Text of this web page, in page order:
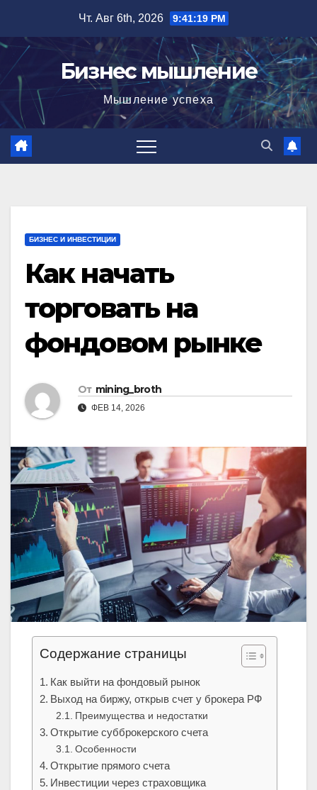
содержимому
Чт. Авг 6th, 2026 9:41:20 PM
Бизнес мышление
Мышление успеха
БИЗНЕС И ИНВЕСТИЦИИ
Как начать
торговать на
фондовом рынке
От mining_broth
ФЕВ 14, 2026
Содержание страницы
Как выйти на фондовый рынок
Выход на биржу, открыв счет у брокера РФ
Преимущества и недостатки
Открытие субброкерского счета
Особенности
Открытие прямого счета
Инвестиции через страховщика